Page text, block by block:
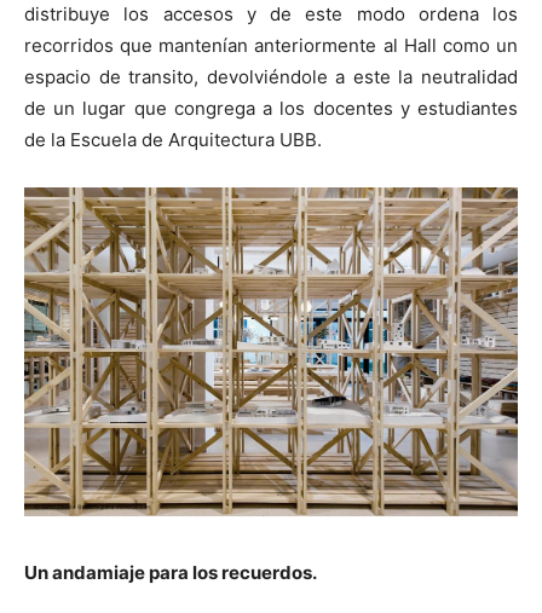
distribuye los accesos y de este modo ordena los
recorridos que mantenían anteriormente al Hall como un
espacio de transito, devolviéndole a este la neutralidad
de un lugar que congrega a los docentes y estudiantes
de la Escuela de Arquitectura UBB.
Un andamiaje para los recuerdos.